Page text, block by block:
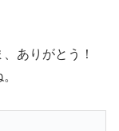
ありがとう！